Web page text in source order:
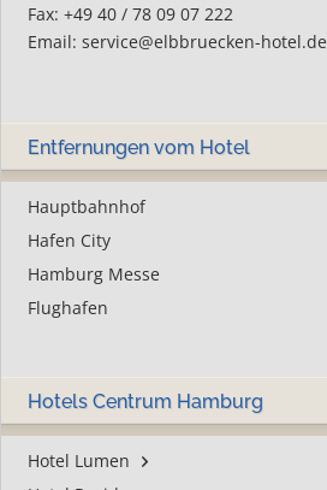
Fax: +49 40 / 78 09 07 222
Email:service@elbbruecken-hotel.de
Entfernungen vom Hotel
Hauptbahnhof
Hafen City
Hamburg Messe
Flughafen
Hotels Centrum Hamburg
Hotel Lumen